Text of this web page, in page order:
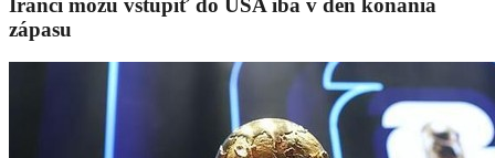
zápasu